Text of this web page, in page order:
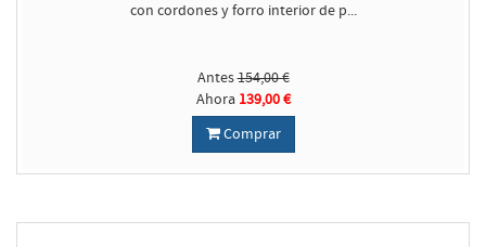
con cordones y forro interior de p...
Antes154,00 €
Ahora 139,00 €
Comprar